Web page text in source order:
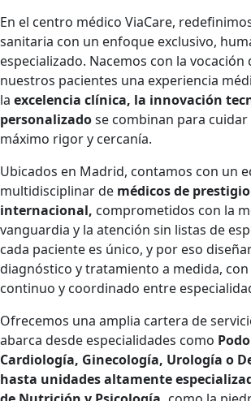
En el centro médico ViaCare,
sanitaria con un enfoque exclusivo,
especializado. Nacemos con la vocación
nuestros pacientes una experiencia
la excelencia clínica, la innovación
personalizadose combinan para cuidar
máximo rigor y cercanía.
Ubicados en Madrid, contamos con un
multidisciplinar de médicos de
internacional, comprometidos con la
vanguardia y la atención sin listas de
cada paciente es único, y por eso
diagnóstico y tratamiento a medida,
continuo y coordinado entre
Ofrecemos una amplia cartera de
abarca desde especialidades como
Cardiología, Ginecología, Urología o
hasta unidades altamente